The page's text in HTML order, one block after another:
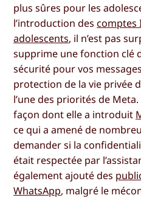
plus sûres pour les
l’introduction des comptes
adolescents, il n’est pas
supprime une fonction clé
sécurité pour vos
protection de la vie privée
l’une des priorités de
façon dont elle a introduit
ce qui a amené de
demander si la
était respectée par
également ajouté des
WhatsApp, malgré le